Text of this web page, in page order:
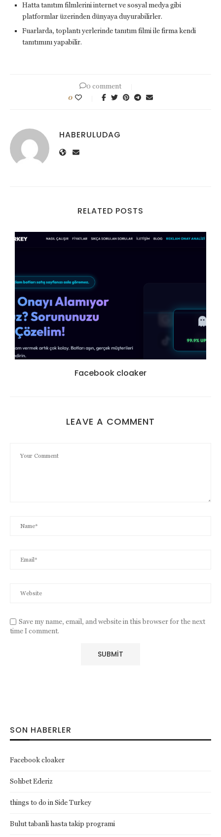
Hatta tanıtım filmlerini internet ve sosyal medya gibi
platformlar üzerinden dünyaya duyurabilirler.
Fuarlarda, toplantı yerlerinde tanıtım filmi ile firma kendi
tanıtımını yapabilir.
0 comment
0
HABERULUDAG
RELATED POSTS
Facebook cloaker
LEAVE A COMMENT
Save my name, email, and website in this browser for the next
time I comment.
SON HABERLER
Facebook cloaker
Sohbet Ederiz
things to do in Side Turkey
Bulut tabanli hasta takip programi